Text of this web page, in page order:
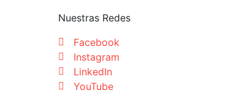
Nuestras Redes
Facebook
Instagram
LinkedIn
YouTube